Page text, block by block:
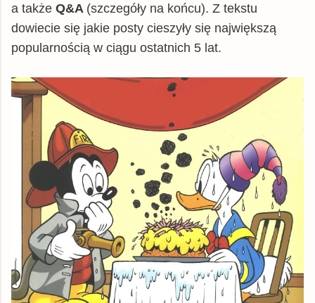
a także Q&A (szczegóły na końcu). Z tekstu
dowiecie się jakie posty cieszyły się największą
popularnością w ciągu ostatnich 5 lat.